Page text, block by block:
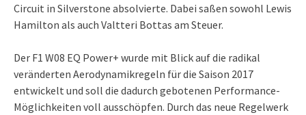
Circuit in Silverstone absolvierte. Dabei saßen sowohl Lewis
Hamilton als auch Valtteri Bottas am Steuer.
Der F1 W08 EQ Power+ wurde mit Blick auf die radikal
veränderten Aerodynamikregeln für die Saison 2017
entwickelt und soll die dadurch gebotenen Performance-
Möglichkeiten voll ausschöpfen. Durch das neue Regelwerk